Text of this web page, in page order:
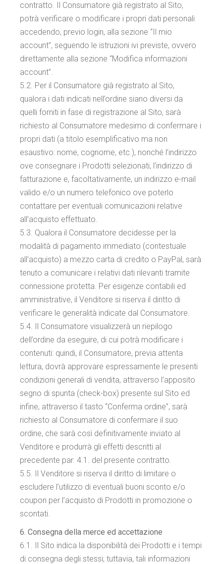
contratto. Il Consumatore già registrato al Sito,
potrà verificare o modificare i propri dati personali
accedendo, previo login, alla sezione “Il mio
account”, seguendo le istruzioni ivi previste, ovvero
direttamente alla sezione “Modifica informazioni
account”.
5.2. Per il Consumatore già registrato al Sito,
qualora i dati indicati nell’ordine siano diversi da
quelli forniti in fase di registrazione al Sito, sarà
richiesto al Consumatore medesimo di confermare i
propri dati (a titolo esemplificativo ma non
esaustivo: nome, cognome, etc.), nonché l’indirizzo
ove consegnare i Prodotti selezionati, l’indirizzo di
fatturazione e, facoltativamente, un indirizzo e-mail
valido e/o un numero telefonico ove poterlo
contattare per eventuali comunicazioni relative
all’acquisto effettuato.
5.3. Qualora il Consumatore decidesse per la
modalità di pagamento immediato (contestuale
all’acquisto) a mezzo carta di credito o PayPal, sarà
tenuto a comunicare i relativi dati rilevanti tramite
connessione protetta. Per esigenze contabili ed
amministrative, il Venditore si riserva il diritto di
verificare le generalità indicate dal Consumatore.
5.4. Il Consumatore visualizzerà un riepilogo
dell’ordine da eseguire, di cui potrà modificare i
contenuti: quindi, il Consumatore, previa attenta
lettura, dovrà approvare espressamente le presenti
condizioni generali di vendita, attraverso l’apposito
segno di spunta (check-box) presente sul Sito ed
infine, attraverso il tasto “Conferma ordine”, sarà
richiesto al Consumatore di confermare il suo
ordine, che sarà così definitivamente inviato al
Venditore e produrrà gli effetti descritti al
precedente par. 4.1. del presente contratto.
5.5. Il Venditore si riserva il diritto di limitare o
escludere l’utilizzo di eventuali buoni sconto e/o
coupon per l’acquisto di Prodotti in promozione o
scontati.
6. Consegna della merce ed accettazione
6.1. Il Sito indica la disponibilità dei Prodotti e i tempi
di consegna degli stessi; tuttavia, tali informazioni